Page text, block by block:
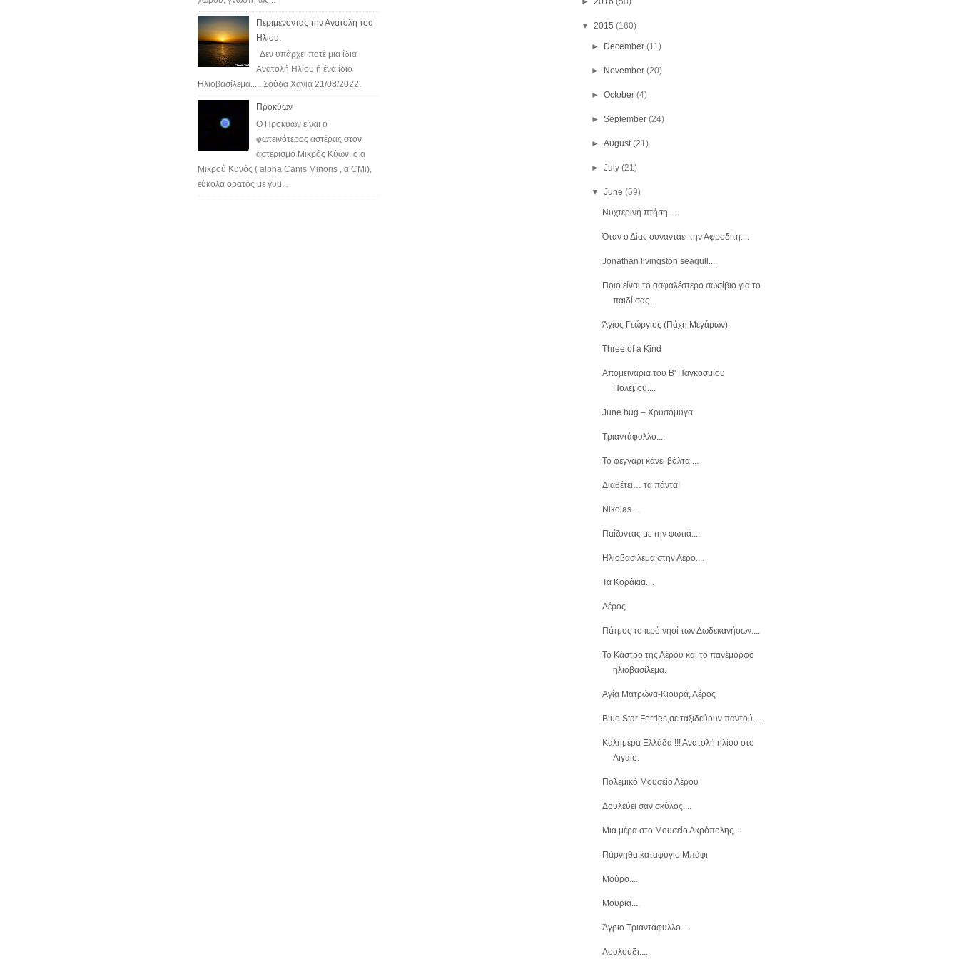
Περιμένοντας την Ανατολή του
Ηλίου.
Δεν υπάρχει ποτέ μια ίδια
Ανατολή Ηλίου ή ένα ίδιο
Ηλιοβασίλεμα..... Σούδα Χανιά 21/08/2022.
Προκύων
Ο Προκύων είναι ο
φωτεινότερος αστέρας στον
αστερισμό Μικρός Κύων, o α
Μικρού Κυνός ( alpha Canis Minoris , α CMi),
εύκολα ορατός με γυμ...
▼ 2015 (160)
► December (11)
► November (20)
►October (4)
►September (24)
►August (21)
►July (21)
▼ June (59)
Νυχτερινή πτήση....
Όταν ο Δίας συναντάει την Αφροδίτη....
Jonathan livingston seagull....
Ποιο είναι το ασφαλέστερο σωσίβιο για το
παιδί σας...
Άγιος Γεώργιος (Πάχη Μεγάρων)
Three of a Kind
Απομεινάρια του Β' Παγκοσμίου
Πολέμου....
June bug – Χρυσόμυγα
Τριαντάφυλλο....
Το φεγγάρι κάνει βόλτα....
Διαθέτει… τα πάντα!
Nikolas....
Παίζοντας με την φωτιά....
Ηλιοβασίλεμα στην Λέρο....
Τα Κοράκια....
Λέρος
Πάτμος το ιερό νησί των Δωδεκανήσων....
Το Κάστρο της Λέρου και το πανέμορφο
ηλιοβασίλεμα.
Αγία Ματρώνα-Κιουρά, Λέρος
Blue Star Ferries,σε ταξιδεύουν παντού....
Καλημέρα Ελλάδα !!! Ανατολή ηλίου στο
Αιγαίο.
Πολεμικό Mουσείο Λέρου
Δουλεύει σαν σκύλος....
Μια μέρα στο Μουσείο Ακρόπολης....
Πάρνηθα,καταφύγιο Μπάφι
Μούρο....
Μουριά....
Άγριο Τριαντάφυλλο....
Λουλούδι....